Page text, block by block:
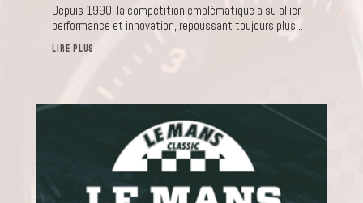
Depuis 1990, la compétition emblématique a su allier
performance et innovation, repoussant toujours plus...
LIRE PLUS